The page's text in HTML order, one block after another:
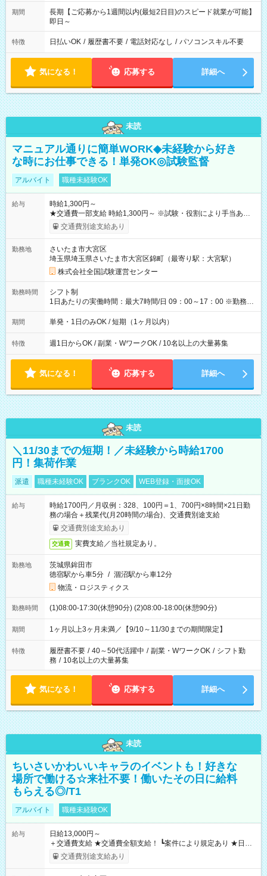
期間
長期【ご応募から1週間以内(最短2日目)のスピード就業が可能】
即日～
特徴 日払いOK / 履歴書不要 / 電話対応なし / パソコンスキル不要
気になる！ 応募する 詳細へ
未読
マニュアル通りに簡単WORK◆未経験から好き
な時にお仕事できる！単発OK◎試験監督
アルバイト 職種未経験OK
給与
時給1,300円～
★交通費一部支給 時給1,300円～ ※試験・役割により手当あり
※勤務回数により昇給あり 【即給（前払い）オプションあ
り！】 希望される場合、勤務から1週間ほどで給与の一部を受け
例】 ・河合塾模擬試験 8:30～17:30（休憩1時間） 時給1,300円
×8時間＝日収10,400円＋交通費 ※当日の役割により時給＋100
円の場合あり ・国家試験 7:00～13:30（休憩なし） 時給1,300
円（役割手当＋100円）×6時間＝日収8,400円＋交通費 【試用期
間】試用期間なし
交通費別途支給あり
勤務地
さいたま市大宮区
埼玉県埼玉県さいたま市大宮区錦町（最寄り駅：大宮駅）
株式会社全国試験運営センター
勤務時間
シフト制
1日あたりの実働時間：最大7時間/日 09：00～17：00 ※勤務時
間は 試験により異なります。
期間 単発・1日のみOK / 短期（1ヶ月以内）
特徴 週1日からOK / 副業・WワークOK / 10名以上の大量募集
気になる！ 応募する 詳細へ
未読
＼11/30までの短期！／未経験から時給1700
円！集荷作業
派遣 職種未経験OK ブランクOK WEB登録・面接OK
給与
時給1700円／月収例：328、100円＝1、700円×8時間×21日勤
務の場合＋残業代(月20時間の場合)、交通費別途支給
交通費別途支給あり
交通費 実費支給／当社規定あり。
勤務地
茨城県鉾田市
徳宿駅から車5分 / 涸沼駅から車12分
物流・ロジスティクス
勤務時間 (1)08:00-17:30(休憩90分) (2)08:00-18:00(休憩90分)
期間 1ヶ月以上3ヶ月未満／【9/10～11/30までの期間限定】
特徴 履歴書不要 / 40～50代活躍中 / 副業・WワークOK / シフト勤
務 / 10名以上の大量募集
気になる！ 応募する 詳細へ
未読
ちいさいかわいいキャラのイベントも！好きな
場所で働ける☆来社不要！働いたその日に給料
もらえる◎/T1
アルバイト 職種未経験OK
給与
日給13,000円～
＋交通費支給 ★交通費全額支給！ ┗案件により規定あり ★日払
いOK！（規定あり） ┗働いたその日に現金GET♪ お仕事後はコ
ンビニATMから 日払い分を引き落とせます！ 【試用期間】試
交通費別途支給あり